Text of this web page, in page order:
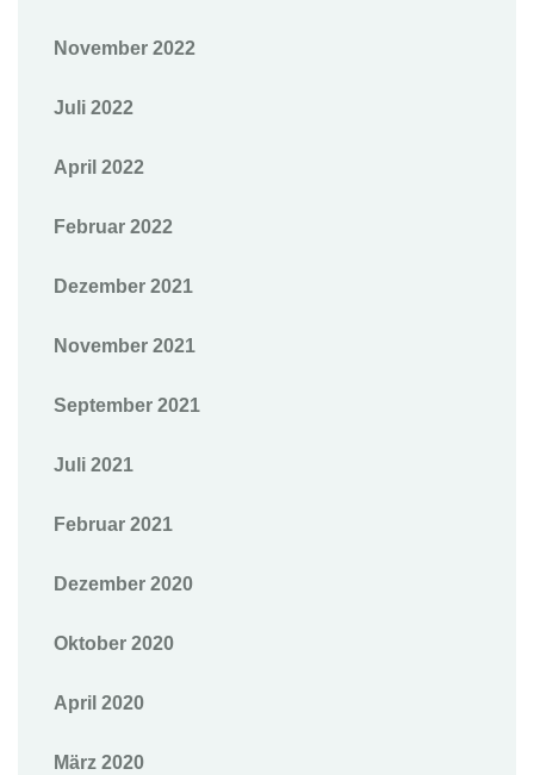
November 2022
Juli 2022
April 2022
Februar 2022
Dezember 2021
November 2021
September 2021
Juli 2021
Februar 2021
Dezember 2020
Oktober 2020
April 2020
März 2020